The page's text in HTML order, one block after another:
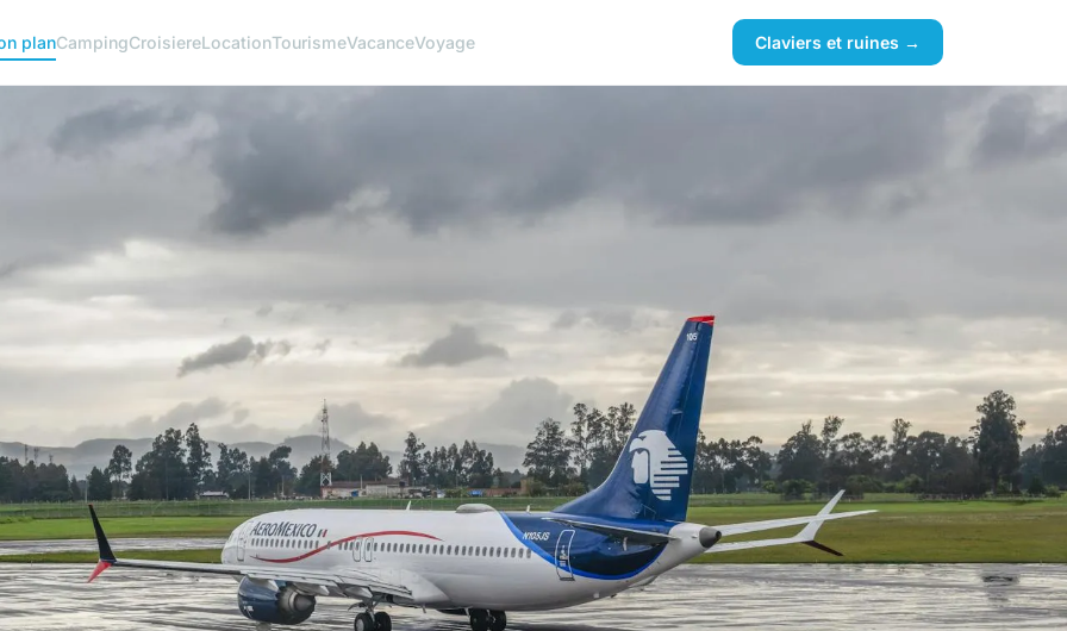
planCampingCroisiereLocationTourismeVacanceVoyage Claviers et ruines →